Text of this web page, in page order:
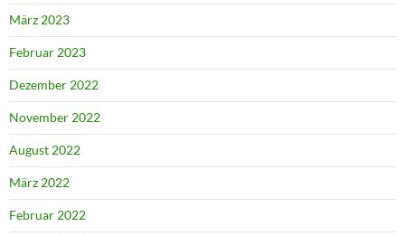
März 2023
Februar 2023
Dezember 2022
November 2022
August 2022
März 2022
Februar 2022